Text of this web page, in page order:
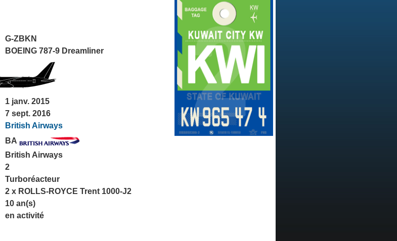
G-ZBKN
BOEING 787-9 Dreamliner
1 janv. 2015
7 sept. 2016
British Airways
BA
British Airways
2
Turboréacteur
2 x ROLLS-ROYCE Trent 1000-J2
10 an(s)
en activité